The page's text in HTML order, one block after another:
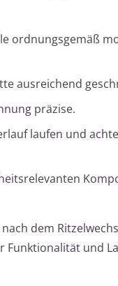
ordnungsgemäß
ausreichend
präzise.
laufen und
dem
und